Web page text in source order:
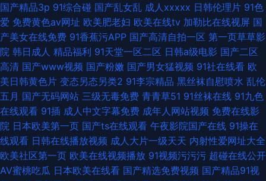
国产精品3p 91综合碰 国产乱女乱 成人xxxxx 日韩伦理片 91色
爱 免费黄色av网址 欧美肥老妇 欧美在线tv 加勒比在线视屏 国
产美女在线免费 91香蕉污APP 国产高清自拍一区 第一页草草影
院 韩日成人 精品福利 91天堂一区二区 日韩a级电影 国产二区
高清 国产www视频 国产粉嫩 国产男女猛视频 91社在线看 欧
美日韩黄色片 变态另态另类2 91李宗精品 黑丝袜自慰喷水 乱伦
五月 国产无码网站 三级无毒免费 青青草51 91丝袜在线 91九色
在线观看 91插 成人中文字幕免费 成年人网站视频 免费在线影
院 日本欧美第一页 国产ts在线观看 午夜影院国产在线 91操在
线观看 日韩在线播放视频 成人大片一级天天 内射性爱网址大全
欧美社区第一页 欧美在线视频播放 91视频污污污 超碰在线公开
AV蜜桃吃瓜 日本欧美在线看 国产精选免费视频 国产精品91视